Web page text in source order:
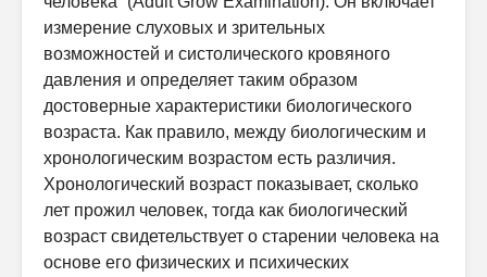
измерение слуховых и зрительных
возможностей и систолического кровяного
давления и определяет таким образом
достоверные характеристики биологического
возраста. Как правило, между биологическим и
хронологическим возрастом есть различия.
Хронологический возраст показывает, сколько
лет прожил человек, тогда как биологический
возраст свидетельствует о старении человека на
основе его физических и психических